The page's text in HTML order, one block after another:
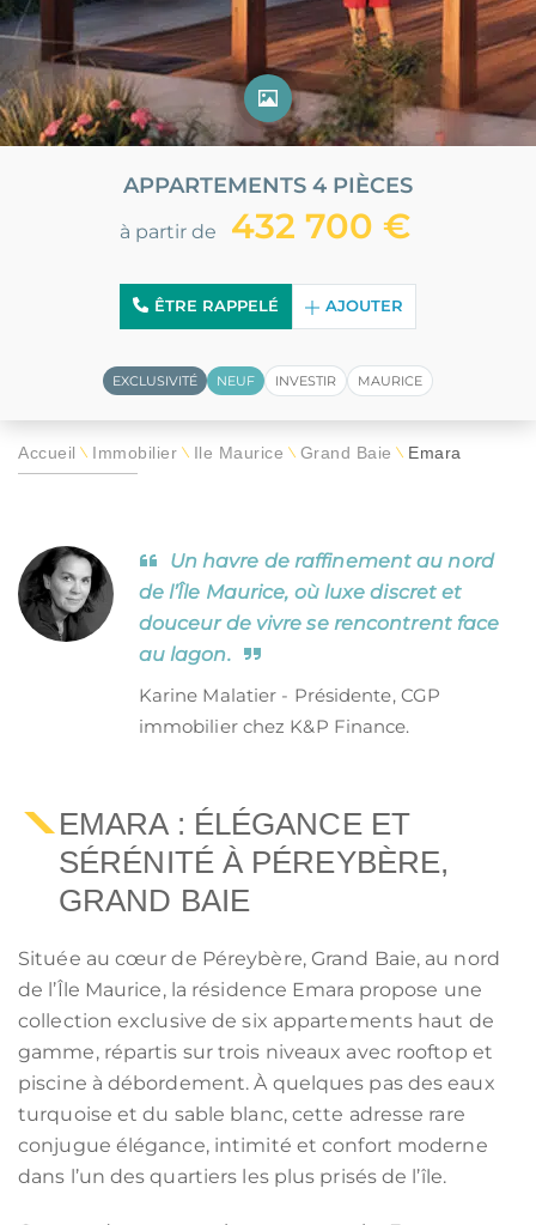
APPARTEMENTS 4 PIÈCES
à partir de 432 700 €
ÊTRE RAPPELÉ AJOUTER
EXCLUSIVITÉ NEUF INVESTIR MAURICE
Accueil \ Immobilier \ Île Maurice \ Grand Baie \ Emara
Un havre de raffinement au nord
de l’Île Maurice, où luxe discret et
douceur de vivre se rencontrent face
au lagon.
Karine Malatier - Présidente, CGP
immobilier chez K&P Finance.
EMARA : ÉLÉGANCE ET
SÉRÉNITÉ À PÉREYBÈRE,
GRAND BAIE
Située au cœur de Péreybère, Grand Baie, au nord
de l’Île Maurice, la résidence Emara propose une
collection exclusive de six appartements haut de
gamme, répartis sur trois niveaux avec rooftop et
piscine à débordement. À quelques pas des eaux
turquoise et du sable blanc, cette adresse rare
conjugue élégance, intimité et confort moderne
dans l’un des quartiers les plus prisés de l’île.